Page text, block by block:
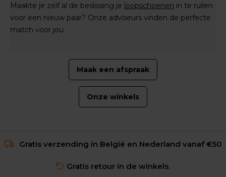
Maakte je zelf al de beslissing je loopschoenen in te ruilen
voor een nieuw paar? Onze adviseurs vinden de perfecte
match voor jou.
Maak een afspraak
Onze winkels
Gratis verzending in België en Nederland vanaf €50
Gratis retour in de winkels.